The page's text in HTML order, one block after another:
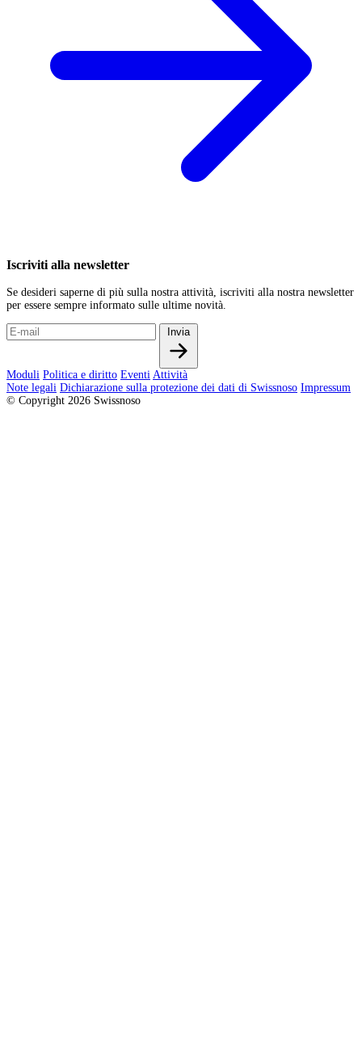
Iscriviti alla newsletter
Se desideri saperne di più sulla nostra attività, iscriviti alla nostra newsletter
per essere sempre informato sulle ultime novità.
Invia
Moduli Politica e diritto Eventi Attività
Note legali Dichiarazione sulla protezione dei dati di Swissnoso Impressum
© Copyright 2026 Swissnoso